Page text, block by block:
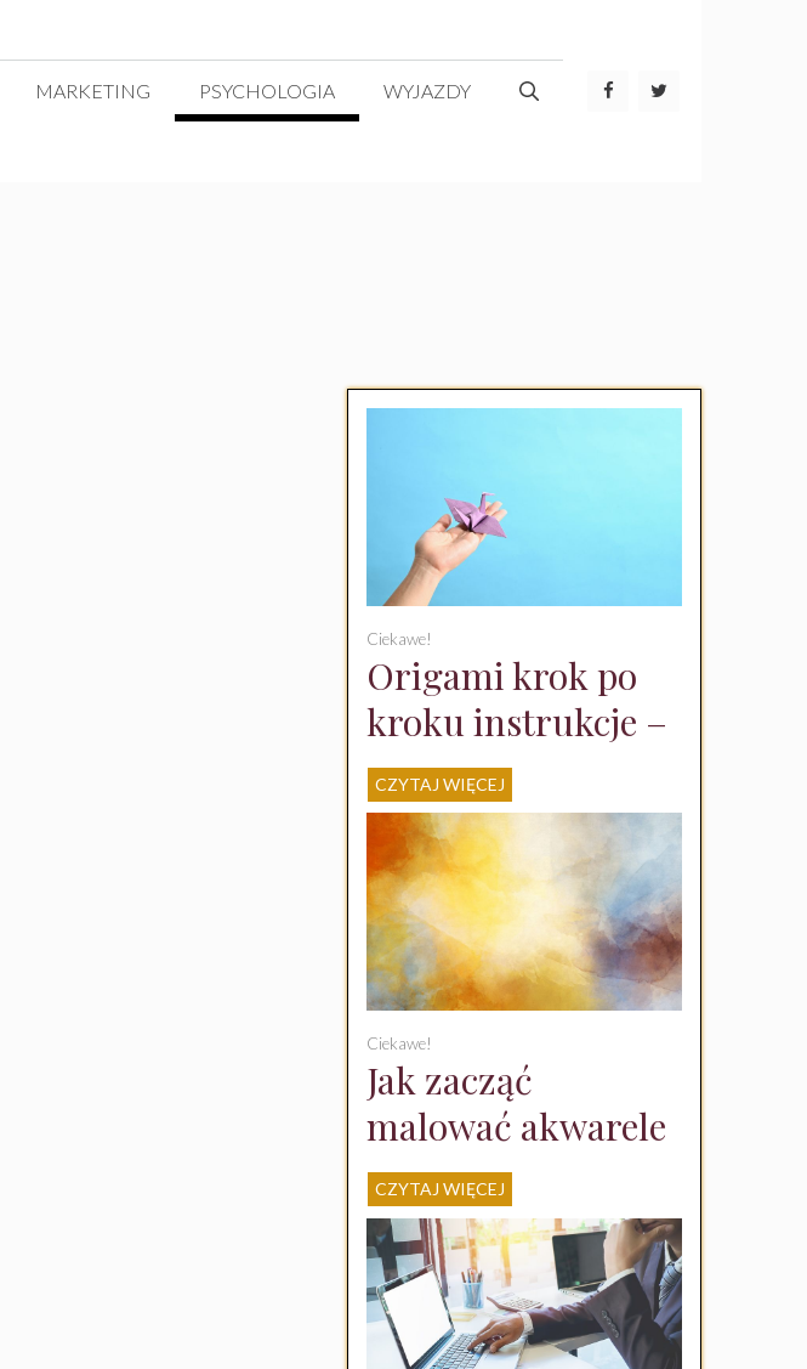
MARKETING PSYCHOLOGIA WYJAZDY
Origami krok po
kroku instrukcje –
jak zacząć swoją
przygodę?
Ciekawe!
CZYTAJ WIĘCEJ
Jak zacząć
malować akwarele
w domu –
przewodnik dla
początkujących
Ciekawe!
CZYTAJ WIĘCEJ